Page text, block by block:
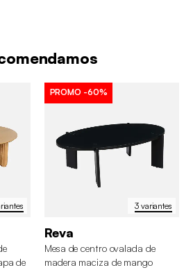
de
3 variantes
PROMO -60%
Reva
Mesa de centro ovalada de
madera maciza de mango